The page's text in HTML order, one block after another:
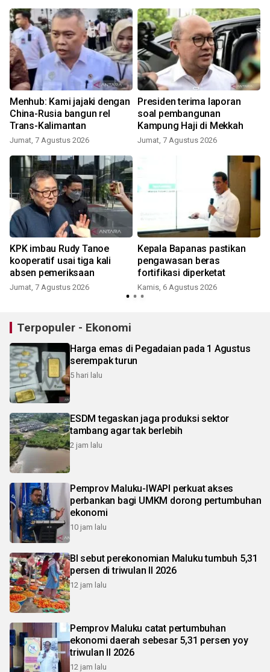
Menhub: Kami jajaki dengan
China-Rusia bangun rel
Trans-Kalimantan
Jumat, 7 Agustus 2026
Presiden terima laporan
soal pembangunan
Kampung Haji di Mekkah
Jumat, 7 Agustus 2026
KPK imbau Rudy Tanoe
kooperatif usai tiga kali
absen pemeriksaan
Jumat, 7 Agustus 2026
Kepala Bapanas pastikan
pengawasan beras
fortifikasi diperketat
Kamis, 6 Agustus 2026
Terpopuler - Ekonomi
Harga emas di Pegadaian pada 1 Agustus
serempak turun
5 hari lalu
ESDM tegaskan jaga produksi sektor
tambang agar tak berlebih
2 jam lalu
Pemprov Maluku-IWAPI perkuat akses
perbankan bagi UMKM dorong pertumbuhan
ekonomi
10 jam lalu
BI sebut perekonomian Maluku tumbuh 5,31
persen di triwulan II 2026
12 jam lalu
Pemprov Maluku catat pertumbuhan
ekonomi daerah sebesar 5,31 persen yoy
triwulan II 2026
12 jam lalu